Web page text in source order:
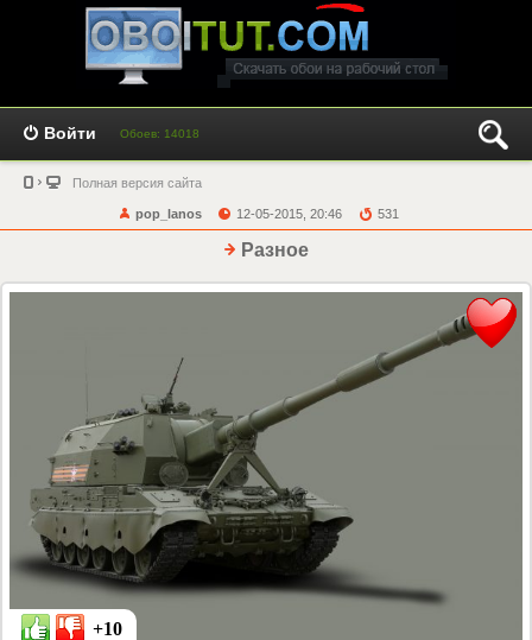
Войти Обоев: 14018
Полная версия сайта
pop_lanos 12-05-2015, 20:46 531
Разное
+10